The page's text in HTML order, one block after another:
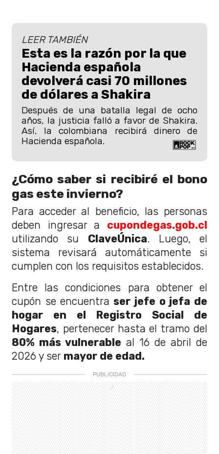
LEER TAMBIÉN
Esta es la razón por la que
Hacienda española
devolverá casi 70 millones
de dólares a Shakira
Después de una batalla legal de ocho
años, la justicia falló a favor de Shakira.
Así, la colombiana recibirá dinero de
Hacienda española.
¿Cómo saber si recibiré el bono
gas este invierno?
Para acceder al beneficio, las personas
deben ingresar a cupondegas.gob.cl
utilizando su ClaveÚnica. Luego, el
sistema revisará automáticamente si
cumplen con los requisitos establecidos.
Entre las condiciones para obtener el
cupón se encuentra ser jefe o jefa de
hogar en el Registro Social de
Hogares, pertenecer hasta el tramo del
80% más vulnerable al 16 de abril de
2026 y ser mayor de edad.